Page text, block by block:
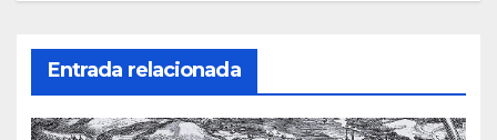
Entrada relacionada